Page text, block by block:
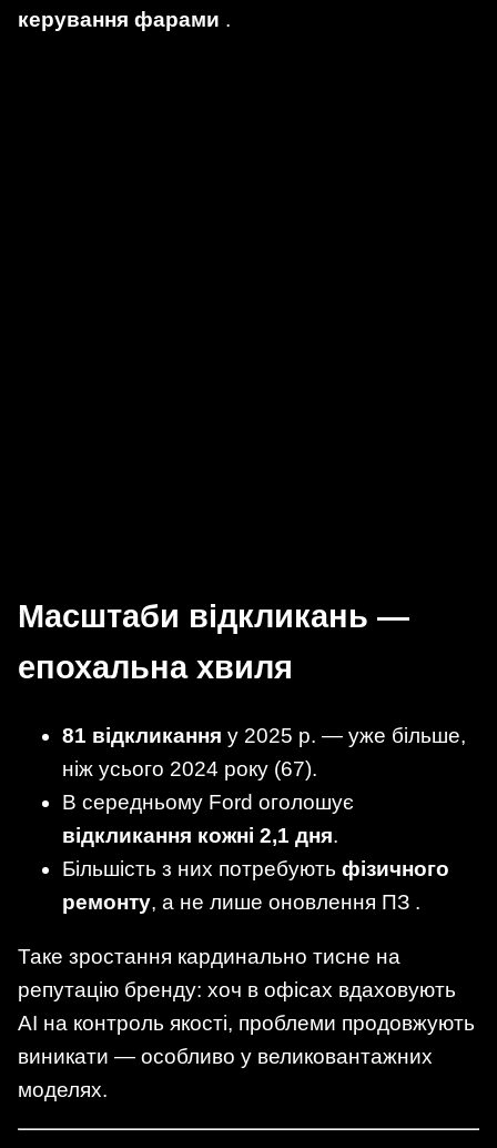
керування фарами .
Масштаби відкликань —
епохальна хвиля
81 відкликання у 2025 р. — уже більше,
ніж усього 2024 року (67).
В середньому Ford оголошує
відкликання кожні 2,1 дня.
Більшість з них потребують фізичного
ремонту, а не лише оновлення ПЗ .
Таке зростання кардинально тисне на
репутацію бренду: хоч в офісах вдаховують
AI на контроль якості, проблеми продовжують
виникати — особливо у великовантажних
моделях.